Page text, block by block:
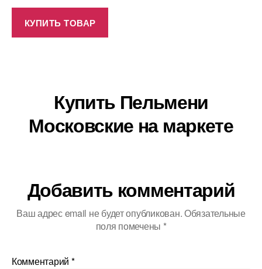
КУПИТЬ ТОВАР
Купить Пельмени
Московские на маркете
Добавить комментарий
Ваш адрес email не будет опубликован.Обязательные
поля помечены *
Комментарий *